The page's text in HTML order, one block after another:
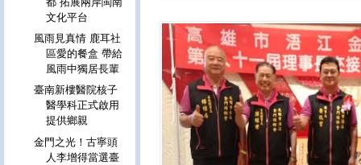
文化平台
風雨見真情 鹿耳社
區愛的餐盒 帶給
風雨中獨居長輩
臺南新樓醫院核子
醫學科正式啟用
提供鄉親
金門之光！古寧頭
人李增得當選臺